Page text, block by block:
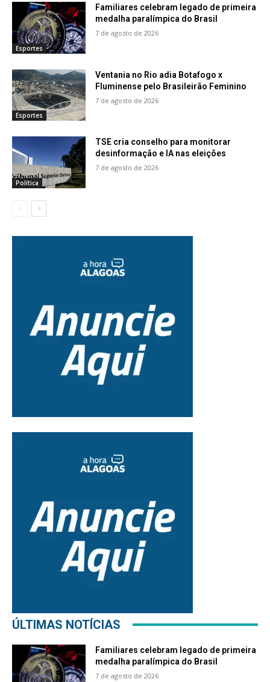
Esportes
Familiares celebram legado de primeira
medalha paralímpica do Brasil
7 de agosto de 2026
Esportes
Ventania no Rio adia Botafogo x
Fluminense pelo Brasileirão Feminino
7 de agosto de 2026
Política
TSE cria conselho para monitorar
desinformação e IA nas eleições
7 de agosto de 2026
ÚLTIMAS NOTÍCIAS
Familiares celebram legado de primeira
medalha paralímpica do Brasil
7 de agosto de 2026